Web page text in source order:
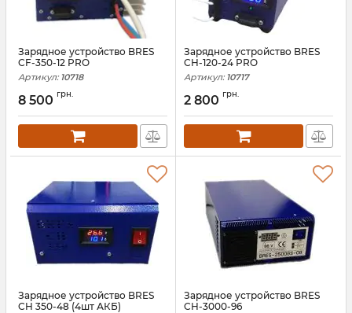
Зарядное устройство BRES
CF-350-12 PRO
Артикул: 10718
8 500 грн.
Зарядное устройство BRES
CH-120-24 PRO
Артикул: 10717
2 800 грн.
Зарядное устройство BRES
CH 350-48 (4шт АКБ)
Зарядное устройство BRES
CH-3000-96